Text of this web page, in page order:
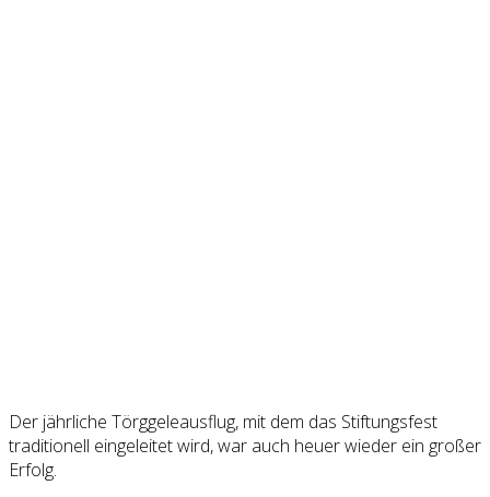
Der jährliche Törggeleausflug, mit dem das Stiftungsfest
traditionell eingeleitet wird, war auch heuer wieder ein großer
Erfolg.